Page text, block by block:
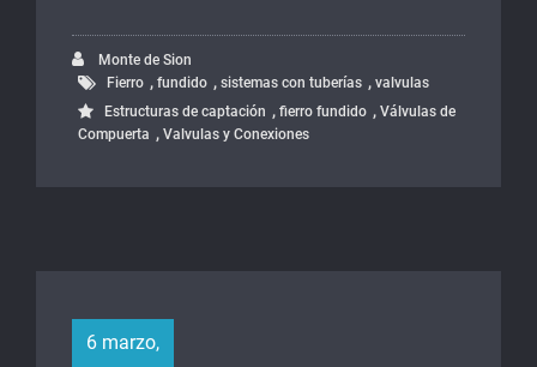
Monte de Sion
Fierro , fundido , sistemas con tuberías , valvulas
Estructuras de captación , fierro fundido , Válvulas de
Compuerta , Valvulas y Conexiones
6 marzo,